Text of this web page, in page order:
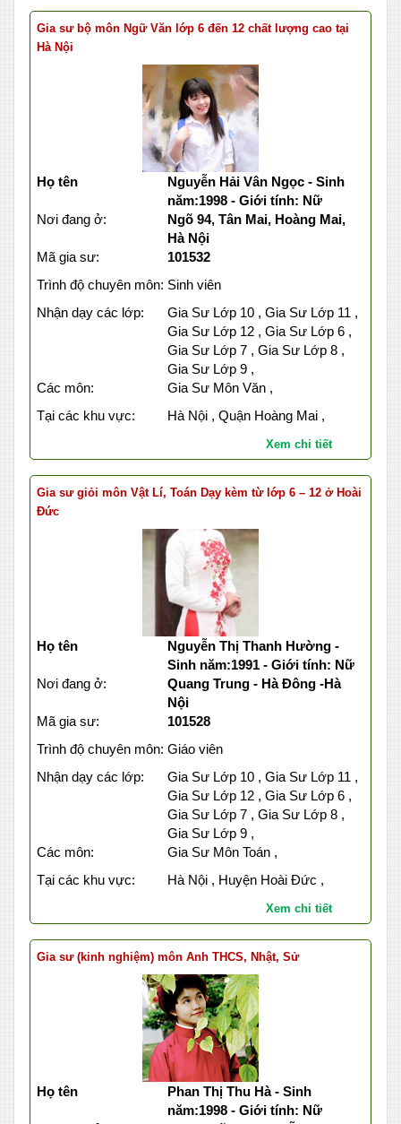
Gia sư bộ môn Ngữ Văn lớp 6 đến 12 chất lượng cao tại
Hà Nội
Họ tên
Nguyễn Hải Vân Ngọc - Sinh
năm:1998 - Giới tính: Nữ
Nơi đang ở:
Ngõ 94, Tân Mai, Hoàng Mai,
Hà Nội
Mã gia sư:
101532
Trình độ chuyên môn: Sinh viên
Nhận dạy các lớp:
Gia Sư Lớp 10 , Gia Sư Lớp 11 ,
Gia Sư Lớp 12 , Gia Sư Lớp 6 ,
Gia Sư Lớp 7 , Gia Sư Lớp 8 ,
Gia Sư Lớp 9 ,
Các môn:
Gia Sư Môn Văn ,
Tại các khu vực:
Hà Nội , Quận Hoàng Mai ,
Xem chi tiết
Gia sư giỏi môn Vật Lí, Toán Dạy kèm từ lớp 6 – 12 ở Hoài
Đức
Họ tên
Nguyễn Thị Thanh Hường -
Sinh năm:1991 - Giới tính: Nữ
Nơi đang ở:
Quang Trung - Hà Đông -Hà
Nội
Mã gia sư:
101528
Trình độ chuyên môn: Giáo viên
Nhận dạy các lớp:
Gia Sư Lớp 10 , Gia Sư Lớp 11 ,
Gia Sư Lớp 12 , Gia Sư Lớp 6 ,
Gia Sư Lớp 7 , Gia Sư Lớp 8 ,
Gia Sư Lớp 9 ,
Các môn:
Gia Sư Môn Toán ,
Tại các khu vực:
Hà Nội , Huyện Hoài Đức ,
Xem chi tiết
Gia sư (kinh nghiệm) môn Anh THCS, Nhật, Sử
Họ tên
Phan Thị Thu Hà - Sinh
năm:1998 - Giới tính: Nữ